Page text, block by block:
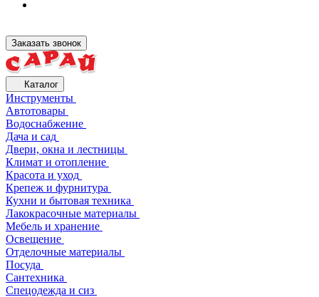
Заказать звонок
Каталог
Инструменты
Автотовары
Водоснабжение
Дача и сад
Двери, окна и лестницы
Климат и отопление
Красота и уход
Крепеж и фурнитура
Кухни и бытовая техника
Лакокрасочные материалы
Мебель и хранение
Освещение
Отделочные материалы
Посуда
Сантехника
Спецодежда и сиз